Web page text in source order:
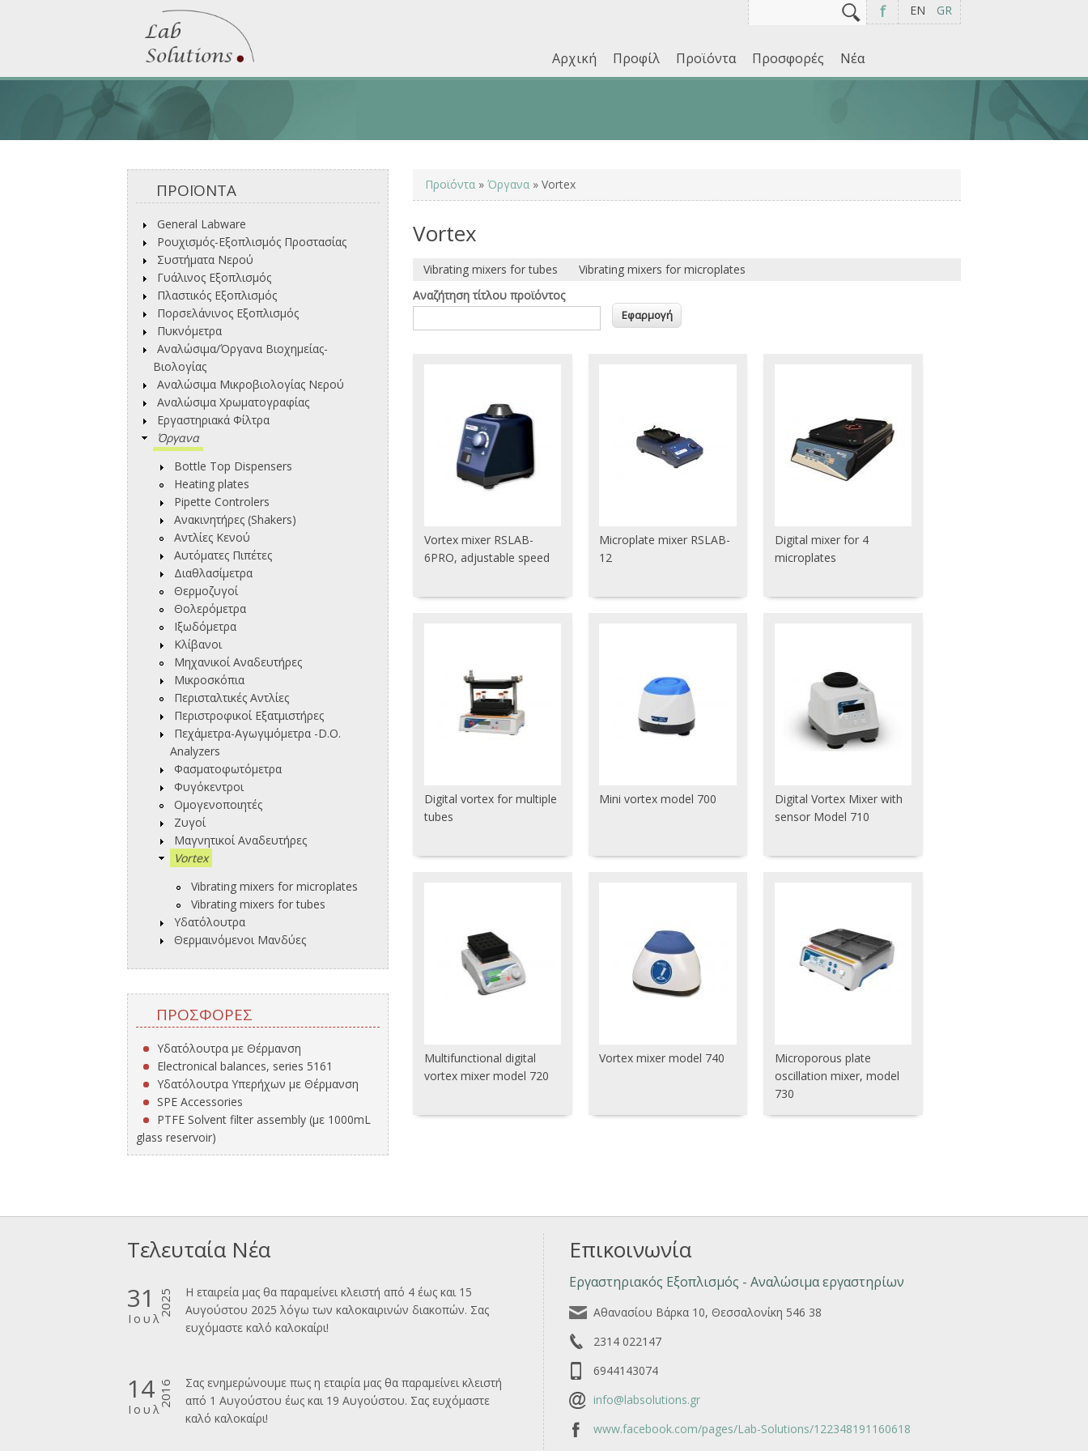
EN GR
f
Φόρμα αναζήτησης
Αρχική Προφίλ Προϊόντα Προσφορές Νέα
ΠΡΟΪΟΝΤΑ
General Labware
Ρουχισμός-Εξοπλισμός Προστασίας
Συστήματα Νερού
Γυάλινος Εξοπλισμός
Πλαστικός Εξοπλισμός
Πορσελάνινος Εξοπλισμός
Πυκνόμετρα
Αναλώσιμα/Όργανα Βιοχημείας-
Βιολογίας
Αναλώσιμα Μικροβιολογίας Νερού
Αναλώσιμα Χρωματογραφίας
Εργαστηριακά Φίλτρα
Όργανα
Bottle Top Dispensers
Heating plates
Pipette Controlers
Ανακινητήρες (Shakers)
Αντλίες Κενού
Αυτόματες Πιπέτες
Διαθλασίμετρα
Θερμοζυγοί
Θολερόμετρα
Ιξωδόμετρα
Κλίβανοι
Μηχανικοί Αναδευτήρες
Μικροσκόπια
Περισταλτικές Αντλίες
Περιστροφικοί Εξατμιστήρες
Πεχάμετρα-Αγωγιμόμετρα -D.O.
Analyzers
Φασματοφωτόμετρα
Φυγόκεντροι
Ομογενοποιητές
Ζυγοί
Μαγνητικοί Αναδευτήρες
Vortex
Vibrating mixers for microplates
Vibrating mixers for tubes
Υδατόλουτρα
Θερμαινόμενοι Μανδύες
ΠΡΟΣΦΟΡΈΣ
Υδατόλουτρα με Θέρμανση
Electronical balances, series 5161
Υδατόλουτρα Υπερήχων με Θέρμανση
SPE Accessories
PTFE Solvent filter assembly (με 1000mL
glass reservoir)
You are here
Προϊόντα »Όργανα » Vortex
Vortex
Vibrating mixers for tubes
Vibrating mixers for microplates
Αναζήτηση τίτλου προϊόντος
Vortex mixer RSLAB-
6PRO, adjustable speed
Microplate mixer RSLAB-
12
Digital mixer for 4
microplates
Digital vortex for multiple
tubes
Mini vortex model 700
Digital Vortex Mixer with
sensor Model 710
Multifunctional digital
vortex mixer model 720
Vortex mixer model 740
Microporous plate
oscillation mixer, model
730
Τελευταία Νέα
31
Ιουλ
2025
Η εταιρεία μας θα παραμείνει κλειστή από 4 έως και 15
Αυγούστου 2025 λόγω των καλοκαιρινών διακοπών. Σας
ευχόμαστε καλ΄΄ο καλοκαίρι!
14
Ιουλ
2016
Σας ενημερώνουμε πως η εταιρία μας θα παραμείνει κλειστή
από 1 Αυγούστου έως και 19 Αυγούστου. Σας ευχόμαστε
καλό καλοκαίρι!
Επικοινωνία
Εργαστηριακός Εξοπλισμός - Αναλώσιμα εργαστηρίων
Αθανασίου Βάρκα 10, Θεσσαλονίκη 546 38
2314 022147
6944143074
info@labsolutions.gr
www.facebook.com/pages/Lab-Solutions/122348191160618